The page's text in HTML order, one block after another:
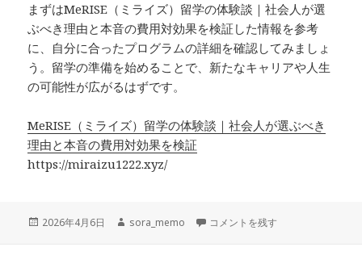
まずはMeRISE（ミライズ）留学の体験談｜社会人が選
ぶべき理由と本音の費用対効果を検証した情報を参考
に、自分に合ったプログラムの詳細を確認してみましょ
う。留学の準備を始めることで、新たなキャリアや人生
の可能性が広がるはずです。
MeRISE（ミライズ）留学の体験談｜社会人が選ぶべき
理由と本音の費用対効果を検証
https://miraizu1222.xyz/
投
2026年4月6日
作
sora_memo MeRISE（ミライズ）留学の体験
コメントを残す